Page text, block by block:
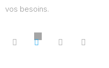
vos besoins.